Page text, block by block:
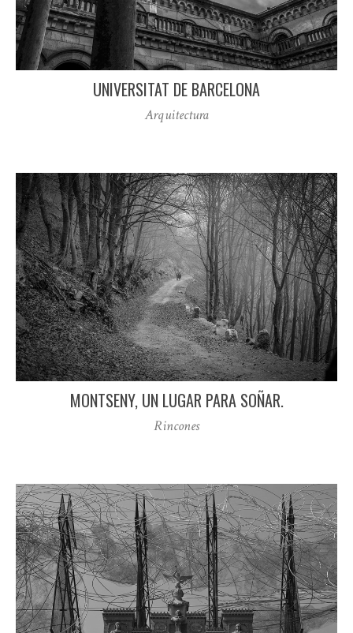
UNIVERSITAT DE BARCELONA
Arquitectura
MONTSENY, UN LUGAR PARA SOÑAR.
Rincones